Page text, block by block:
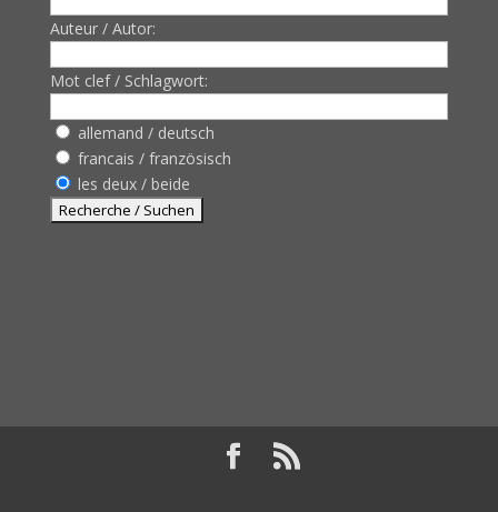
Auteur / Autor:
Mot clef / Schlagwort:
allemand / deutsch
francais / französisch
les deux / beide